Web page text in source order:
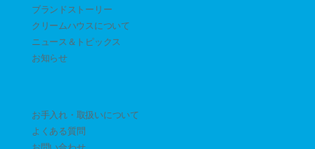
ブランドストーリー
クリームハウスについて
ニュース＆トピックス
​お知らせ
お手入れ・取扱いについて
よくある質問